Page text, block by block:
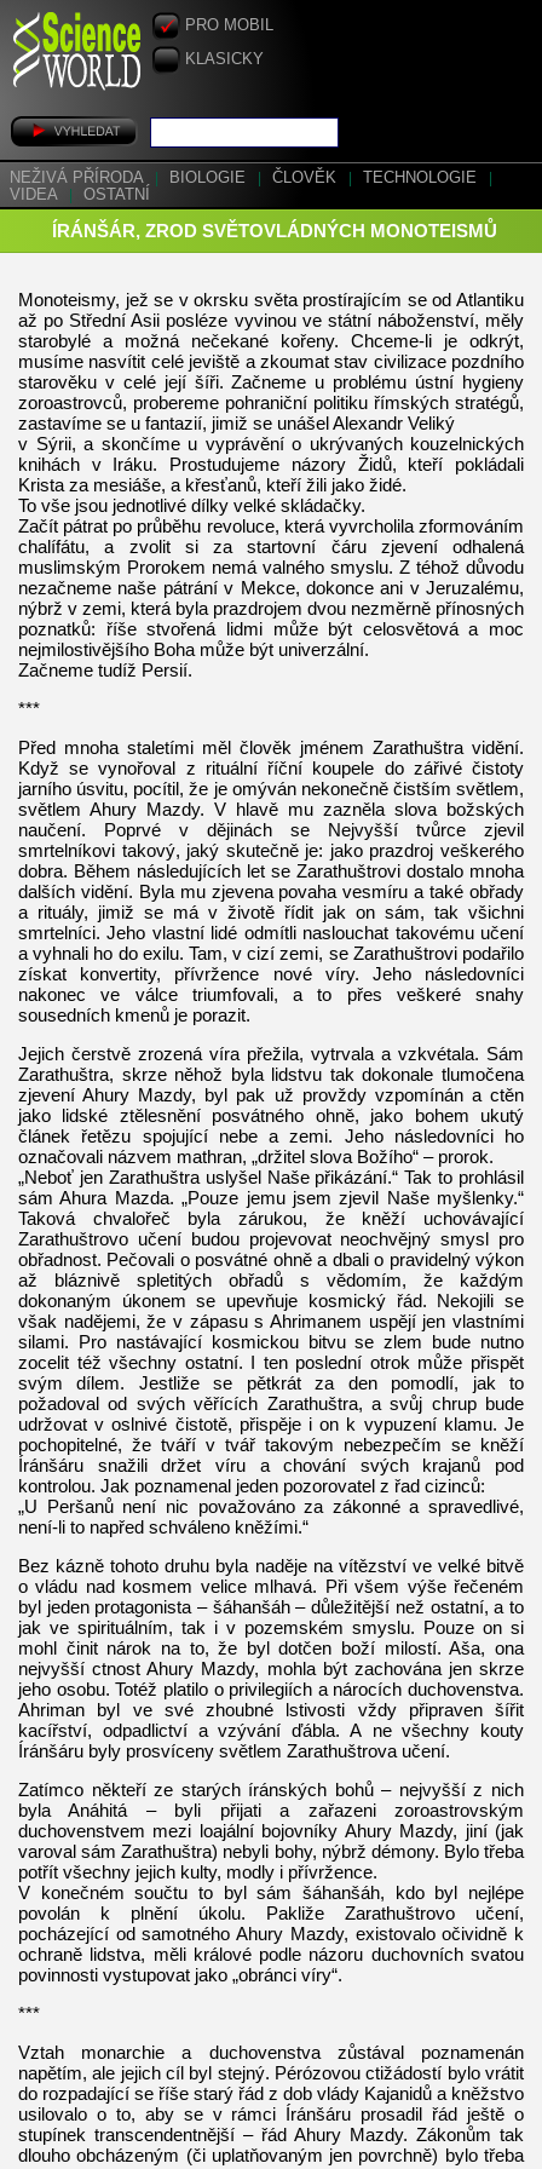
PRO MOBIL
KLASICKY
NEŽIVÁ PŘÍRODA BIOLOGIE ČLOVĚK TECHNOLOGIE
VIDEA
OSTATNÍ
ÍRÁNŠÁR, ZROD SVĚTOVLÁDNÝCH MONOTEISMŮ
Monoteismy, jež se v okrsku světa prostírajícím se od Atlantiku
až po Střední Asii posléze vyvinou ve státní náboženství, měly
starobylé a možná nečekané kořeny. Chceme-li je odkrýt,
musíme nasvítit celé jeviště a zkoumat stav civilizace pozdního
starověku v celé její šíři. Začneme u problému ústní hygieny
zoroastrovců, probereme pohraniční politiku římských stratégů,
zastavíme se u fantazií, jimiž se unášel Alexandr Veliký
v Sýrii, a skončíme u vyprávění o ukrývaných kouzelnických
knihách v Iráku. Prostudujeme názory Židů, kteří pokládali
Krista za mesiáše, a křesťanů, kteří žili jako židé.
To vše jsou jednotlivé dílky velké skládačky.
Začít pátrat po průběhu revoluce, která vyvrcholila zformováním
chalífátu, a zvolit si za startovní čáru zjevení odhalená
muslimským Prorokem nemá valného smyslu. Z téhož důvodu
nezačneme naše pátrání v Mekce, dokonce ani v Jeruzalému,
nýbrž v zemi, která byla prazdrojem dvou nezměrně přínosných
poznatků: říše stvořená lidmi může být celosvětová a moc
nejmilostivějšího Boha může být univerzální.
Začneme tudíž Persií.
***
Před mnoha staletími měl člověk jménem Zarathuštra vidění.
Když se vynořoval z rituální říční koupele do zářivé čistoty
jarního úsvitu, pocítil, že je omýván nekonečně čistším světlem,
světlem Ahury Mazdy. V hlavě mu zazněla slova božských
naučení. Poprvé v dějinách se Nejvyšší tvůrce zjevil
smrtelníkovi takový, jaký skutečně je: jako prazdroj veškerého
dobra. Během následujících let se Zarathuštrovi dostalo mnoha
dalších vidění. Byla mu zjevena povaha vesmíru a také obřady
a rituály, jimiž se má v životě řídit jak on sám, tak všichni
smrtelníci. Jeho vlastní lidé odmítli naslouchat takovému učení
a vyhnali ho do exilu. Tam, v cizí zemi, se Zarathuštrovi podařilo
získat konvertity, přívržence nové víry. Jeho následovníci
nakonec ve válce triumfovali, a to přes veškeré snahy
sousedních kmenů je porazit.
Jejich čerstvě zrozená víra přežila, vytrvala a vzkvétala. Sám
Zarathuštra, skrze něhož byla lidstvu tak dokonale tlumočena
zjevení Ahury Mazdy, byl pak už provždy vzpomínán a ctěn
jako lidské ztělesnění posvátného ohně, jako bohem ukutý
článek řetězu spojující nebe a zemi. Jeho následovníci ho
označovali názvem mathran, „držitel slova Božího“ – prorok.
„Neboť jen Zarathuštra uslyšel Naše přikázání.“ Tak to prohlásil
sám Ahura Mazda. „Pouze jemu jsem zjevil Naše myšlenky.“
Taková chvalořeč byla zárukou, že kněží uchovávající
Zarathuštrovo učení budou projevovat neochvějný smysl pro
obřadnost. Pečovali o posvátné ohně a dbali o pravidelný výkon
až bláznivě spletitých obřadů s vědomím, že každým
dokonaným úkonem se upevňuje kosmický řád. Nekojili se
však nadějemi, že v zápasu s Ahrimanem uspějí jen vlastními
silami. Pro nastávající kosmickou bitvu se zlem bude nutno
zocelit též všechny ostatní. I ten poslední otrok může přispět
svým dílem. Jestliže se pětkrát za den pomodlí, jak to
požadoval od svých věřících Zarathuštra, a svůj chrup bude
udržovat v oslnivé čistotě, přispěje i on k vypuzení klamu. Je
pochopitelné, že tváří v tvář takovým nebezpečím se kněží
Íránšáru snažili držet víru a chování svých krajanů pod
kontrolou. Jak poznamenal jeden pozorovatel z řad cizinců:
„U Peršanů není nic považováno za zákonné a spravedlivé,
není-li to napřed schváleno kněžími.“
Bez kázně tohoto druhu byla naděje na vítězství ve velké bitvě
o vládu nad kosmem velice mlhavá. Při všem výše řečeném
byl jeden protagonista – šáhanšáh – důležitější než ostatní, a to
jak ve spirituálním, tak i v pozemském smyslu. Pouze on si
mohl činit nárok na to, že byl dotčen boží milostí. Aša, ona
nejvyšší ctnost Ahury Mazdy, mohla být zachována jen skrze
jeho osobu. Totéž platilo o privilegiích a nárocích duchovenstva.
Ahriman byl ve své zhoubné lstivosti vždy připraven šířit
kacířství, odpadlictví a vzývání ďábla. A ne všechny kouty
Íránšáru byly prosvíceny světlem Zarathuštrova učení.
Zatímco někteří ze starých íránských bohů – nejvyšší z nich
byla Anáhitá – byli přijati a zařazeni zoroastrovským
duchovenstvem mezi loajální bojovníky Ahury Mazdy, jiní (jak
varoval sám Zarathuštra) nebyli bohy, nýbrž démony. Bylo třeba
potřít všechny jejich kulty, modly i přívržence.
V konečném součtu to byl sám šáhanšáh, kdo byl nejlépe
povolán k plnění úkolu. Pakliže Zarathuštrovo učení,
pocházející od samotného Ahury Mazdy, existovalo očividně k
ochraně lidstva, měli králové podle názoru duchovních svatou
povinnosti vystupovat jako „obránci víry“.
***
Vztah monarchie a duchovenstva zůstával poznamenán
napětím, ale jejich cíl byl stejný. Pérózovou ctižádostí bylo vrátit
do rozpadající se říše starý řád z dob vlády Kajanidů a kněžstvo
usilovalo o to, aby se v rámci Íránšáru prosadil řád ještě o
stupínek transcendentnější – řád Ahury Mazdy. Zákonům tak
dlouho obcházeným (či uplatňovaným jen povrchně) bylo třeba